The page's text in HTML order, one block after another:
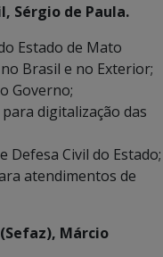
Sérgio de Paula.
Estado de Mato
Brasil e no Exterior;
Governo;
digitalização das
Civil do Estado;
atendimentos de
Márcio